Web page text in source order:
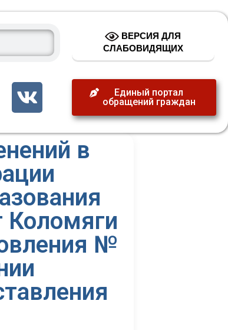
ВЕРСИЯ ДЛЯ
СЛАБОВИДЯЩИХ
Единый портал
обращений граждан
в
Коломяги
№